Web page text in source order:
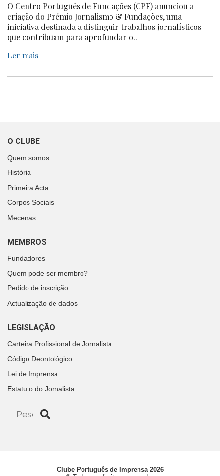
O Centro Português de Fundações (CPF) anunciou a
criação do Prémio Jornalismo & Fundações, uma
iniciativa destinada a distinguir trabalhos jornalísticos
que contribuam para aprofundar o...
Ler mais
O CLUBE
Quem somos
História
Primeira Acta
Corpos Sociais
Mecenas
MEMBROS
Fundadores
Quem pode ser membro?
Pedido de inscrição
Actualização de dados
LEGISLAÇÃO
Carteira Profissional de Jornalista
Código Deontológico
Lei de Imprensa
Estatuto do Jornalista
Clube Português de Imprensa 2026